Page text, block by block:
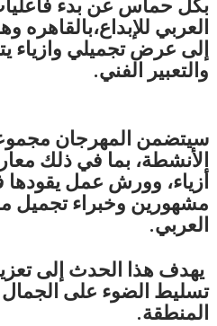
بكل حماس عن بدء
العربي
إلى عرض تجميلي وازياء
والتعبير الفني.
سيتضمن المهرجان
الأنشطة، بما في ذلك
أزياء، وورش عمل
مشهورين وخبراء تجميل
العربي.
يهدف هذا الحدث إلى
تسليط الضوء على الجمال
المنطقة.